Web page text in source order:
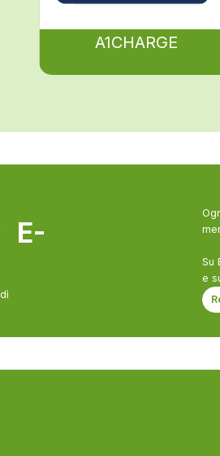
A1CHARGE
E-
Su
e